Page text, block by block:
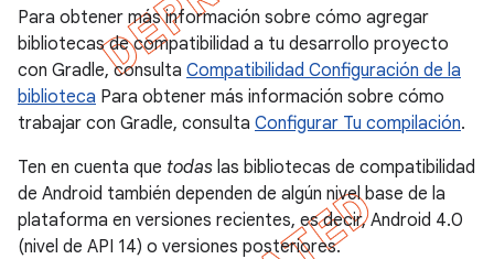
Para obtener más información sobre cómo agregar
bibliotecas de compatibilidad a tu desarrollo proyecto
con Gradle, consulta Compatibilidad Configuración de la
biblioteca Para obtener más información sobre cómo
trabajar con Gradle, consulta Configurar Tu compilación.
Ten en cuenta que todas las bibliotecas de compatibilidad
de Android también dependen de algún nivel base de la
plataforma en versiones recientes, es decir, Android 4.0
(nivel de API 14) o versiones posteriores.